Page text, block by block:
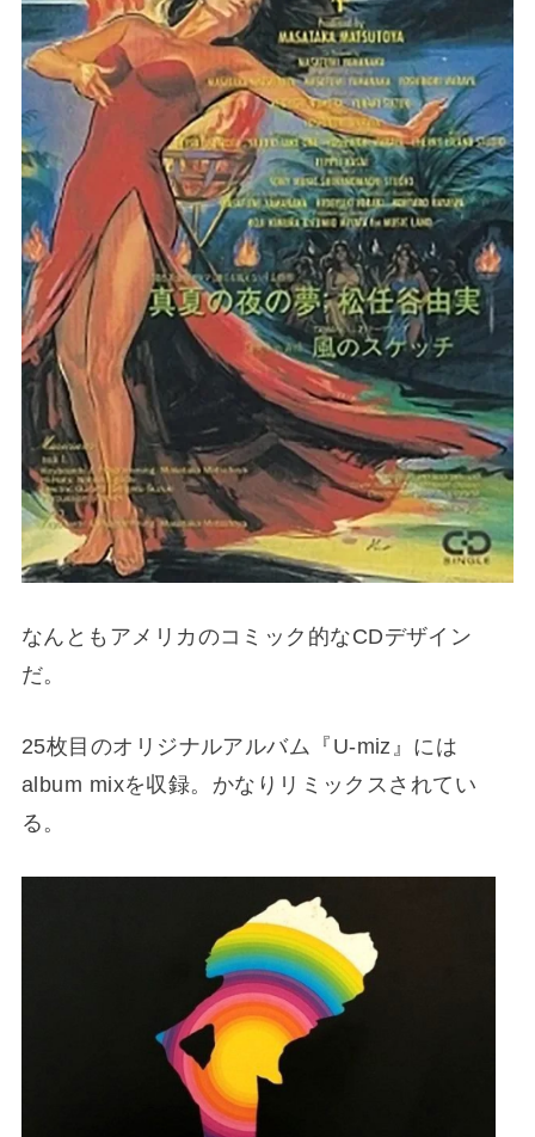
なんともアメリカのコミック的なCDデザイン
だ。
25枚目のオリジナルアルバム『U-miz』には
album mixを収録。かなりリミックスされてい
る。